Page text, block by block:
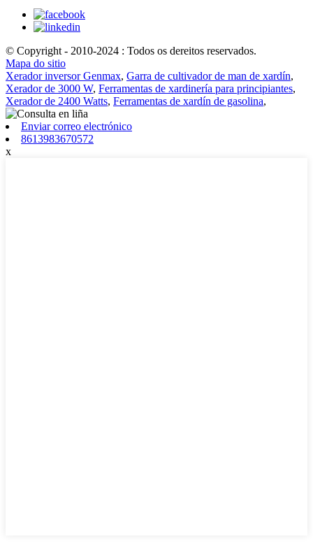
© Copyright - 2010-2024 : Todos os dereitos reservados.
Mapa do sitio
Xerador inversor Genmax, Garra de cultivador de man de xardín,
Xerador de 3000 W, Ferramentas de xardinería para principiantes,
Xerador de 2400 Watts, Ferramentas de xardín de gasolina,
Enviar correo electrónico
8613983670572
x